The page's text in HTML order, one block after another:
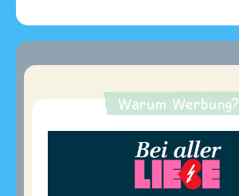
Warum Werbung?